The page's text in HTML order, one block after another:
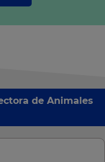
de Animales